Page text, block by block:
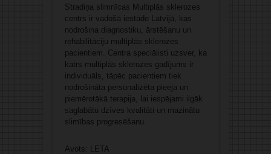
Stradiņa slimnīcas Multiplās sklerozes
centrs ir vadošā iestāde Latvijā, kas
nodrošina diagnostiku, ārstēšanu un
rehabilitāciju multiplās sklerozes
pacientiem. Centra speciālisti uzsver, ka
katrs multiplās sklerozes gadījums ir
individuāls, tāpēc pacientiem tiek
nodrošināta personalizēta pieeja un
piemērotākā terapija, lai iespējami ilgāk
saglabātu dzīves kvalitāti un mazinātu
slimības progresēšanu.
Avots: LETA